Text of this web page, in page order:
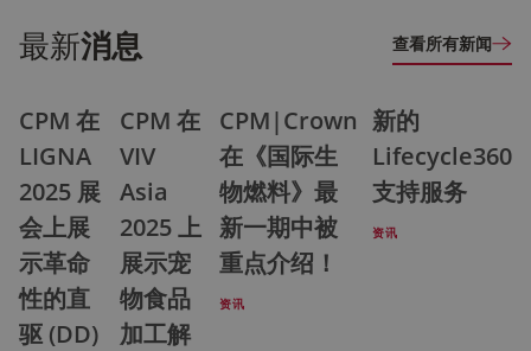
最新消息 查看所有新闻
CPM 在
LIGNA
2025 展
会上展
示革命
性的直
驱 (DD)
CPM 在
VIV
Asia
2025 上
展示宠
物食品
加工解
CPM|Crown
在《国际生
物燃料》最
新一期中被
重点介绍！
资讯
新的
Lifecycle360
支持服务
资讯